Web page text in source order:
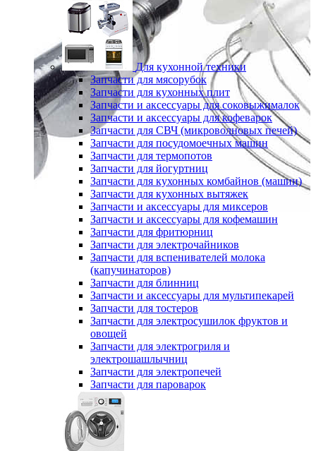
Для кухонной техники
Запчасти для мясорубок
Запчасти для кухонных плит
Запчасти и аксессуары для соковыжималок
Запчасти и аксессуары для кофеварок
Запчасти для СВЧ (микроволновых печей)
Запчасти для посудомоечных машин
Запчасти для термопотов
Запчасти для йогуртниц
Запчасти для кухонных комбайнов (машин)
Запчасти для кухонных вытяжек
Запчасти и аксессуары для миксеров
Запчасти и аксессуары для кофемашин
Запчасти для фритюрниц
Запчасти для электрочайников
Запчасти для вспенивателей молока
(капучинаторов)
Запчасти для блинниц
Запчасти и аксессуары для мультипекарей
Запчасти для тостеров
Запчасти для электросушилок фруктов и
овощей
Запчасти для электрогриля и
электрошашлычниц
Запчасти для электропечей
Запчасти для пароварок